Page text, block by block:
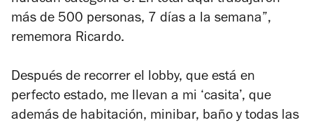
más de 500 personas, 7 días a la semana”,
rememora Ricardo.
Después de recorrer el lobby, que está en
perfecto estado, me llevan a mi ‘casita’, que
además de habitación, minibar, baño y todas las